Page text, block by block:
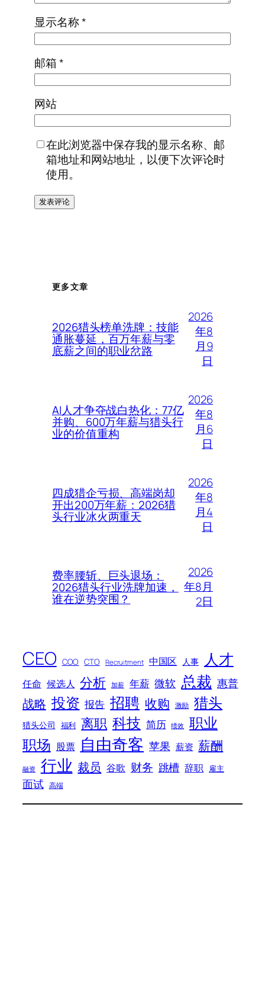
显示名称*
邮箱*
网站
在此浏览器中保存我的显示名称、邮
箱地址和网站地址，以便下次评论时
使用。
更多文章
2026猎头榜单洗牌：技能
通胀蔓延，百万年薪与零
底薪之间的职业岔路
2026
年8
月9
日
AI人才争夺战白热化：77亿
并购、600万年薪与猎头行
业的价值重构
2026
年8
月6
日
四成猎企亏损、高端岗却
开出200万年薪：2026猎
头行业冰火两重天
2026
年8
月4
日
费率腰斩、巨头退场：
2026猎头行业洗牌加速，
谁在逆势突围？
2026
年8月
2日
CEO COO CTO Recruitment 中国区 人事 人才
任命 候选人 分析 加薪 年薪 微软 总裁 惠普
战略 投资 报告 招聘 收购 激励 猎头
猎头公司 福利 离职 科技 简历 绩效 职业
职场 股票 自由奇客 苹果 薪资 薪酬
融资 行业 裁员 谷歌 财务 跳槽 辞职 雇主
面试 高端